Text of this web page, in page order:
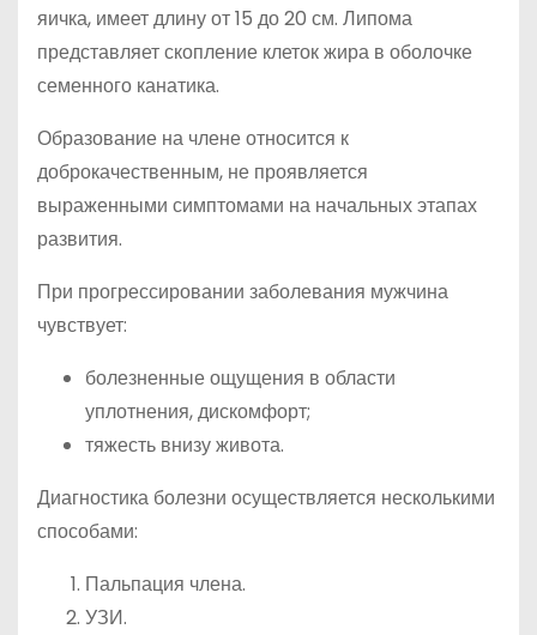
яичка, имеет длину от 15 до 20 см. Липома
представляет скопление клеток жира в оболочке
семенного канатика.
Образование на члене относится к
доброкачественным, не проявляется
выраженными симптомами на начальных этапах
развития.
При прогрессировании заболевания мужчина
чувствует:
болезненные ощущения в области
уплотнения, дискомфорт;
тяжесть внизу живота.
Диагностика болезни осуществляется несколькими
способами:
Пальпация члена.
УЗИ.